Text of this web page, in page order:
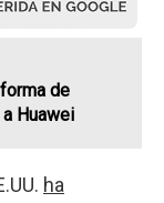
forma de
Huawei
ha